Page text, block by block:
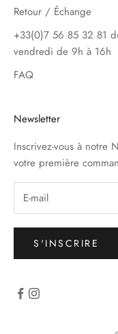
Retour / Échange
+33(0)7 56 85 32 81
vendredi de 9h à 16h
FAQ
Newsletter
Inscrivez-vous à notre
votre première
S'INSCRIRE